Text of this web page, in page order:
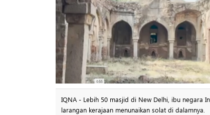
IQNA - Lebih 50 masjid di New Delhi, ibu negara
larangan kerajaan menunaikan solat di dalamnya.